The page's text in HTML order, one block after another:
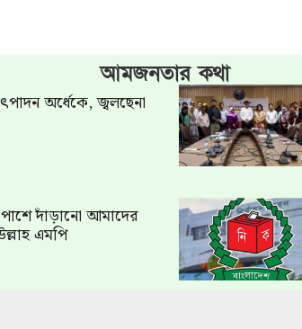
আমজনতার কথা
অর্ধেকে, জ্বলছেনা
পাশে দাঁড়ানো আমাদের
এমপি